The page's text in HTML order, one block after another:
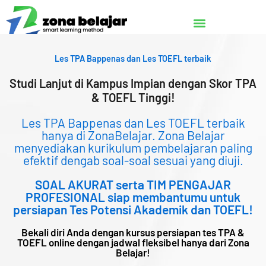
Lewati
ke
konten
Les TPA Bappenas dan Les TOEFL terbaik
Studi Lanjut di Kampus Impian dengan Skor TPA
& TOEFL Tinggi!
Les TPA Bappenas dan Les TOEFL terbaik
hanya di ZonaBelajar. Zona Belajar
menyediakan kurikulum pembelajaran paling
efektif dengab soal-soal sesuai yang diuji.
SOAL AKURAT serta TIM PENGAJAR
PROFESIONAL siap membantumu untuk
persiapan Tes Potensi Akademik dan TOEFL!
Bekali diri Anda dengan kursus persiapan tes TPA &
TOEFL online dengan jadwal fleksibel hanya dari Zona
Belajar!